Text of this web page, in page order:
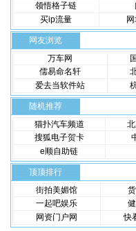
领悟格子链
买ip流量
网友浏览
万车网
儒易命名轩
爱去当软件站
随机推荐
猫扑汽车频道
搜狐电子贺卡
e顺自助链
顶顶排行
街拍美媚馆
一起吧娱乐
网资门户网
快